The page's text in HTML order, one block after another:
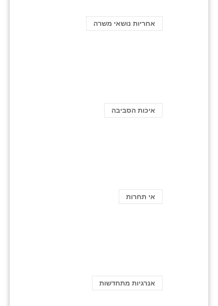
אחריות נושאי משרה
איכות הסביבה
אי תחרות
אנרגיות מתחדשות